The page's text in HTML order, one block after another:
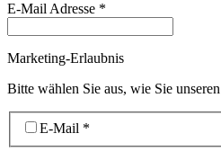
E-Mail Adresse *
Marketing-Erlaubnis
Bitte wählen Sie aus, wie Sie
E-Mail *